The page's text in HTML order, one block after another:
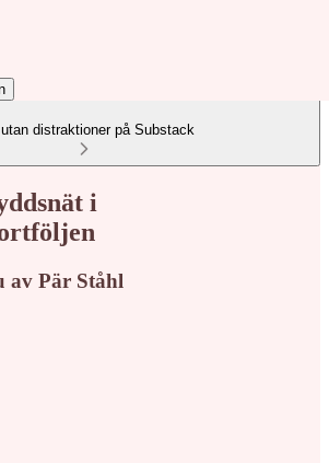
utan distraktioner på Substack
i
av Pär Ståhl